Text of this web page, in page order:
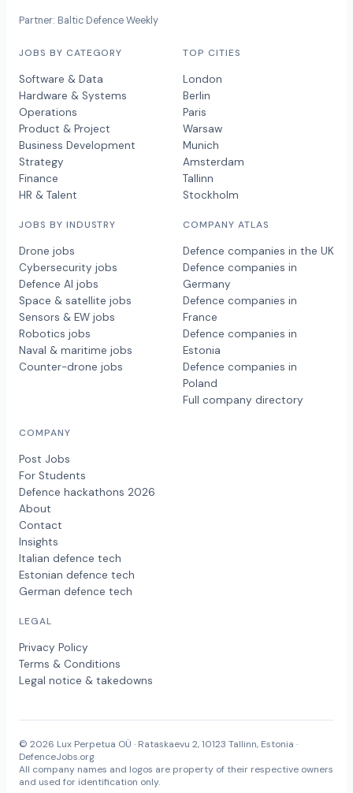
Partner: Baltic Defence Weekly
JOBS BY CATEGORY
Software & Data
Hardware & Systems
Operations
Product & Project
Business Development
Strategy
Finance
HR & Talent
JOBS BY INDUSTRY
Drone jobs
Cybersecurity jobs
Defence AI jobs
Space & satellite jobs
Sensors & EW jobs
Robotics jobs
Naval & maritime jobs
Counter-drone jobs
TOP CITIES
London
Berlin
Paris
Warsaw
Munich
Amsterdam
Tallinn
Stockholm
COMPANY ATLAS
Defence companies in the UK
Defence companies in
Germany
Defence companies in
France
Defence companies in
Estonia
Defence companies in
Poland
Full company directory
COMPANY
Post Jobs
For Students
Defence hackathons 2026
About
Contact
Insights
Italian defence tech
Estonian defence tech
German defence tech
LEGAL
Privacy Policy
Terms & Conditions
Legal notice & takedowns
© 2026 Lux Perpetua OÜ · Rataskaevu 2, 10123 Tallinn, Estonia ·
DefenceJobs.org
All company names and logos are property of their respective owners
and used for identification only.